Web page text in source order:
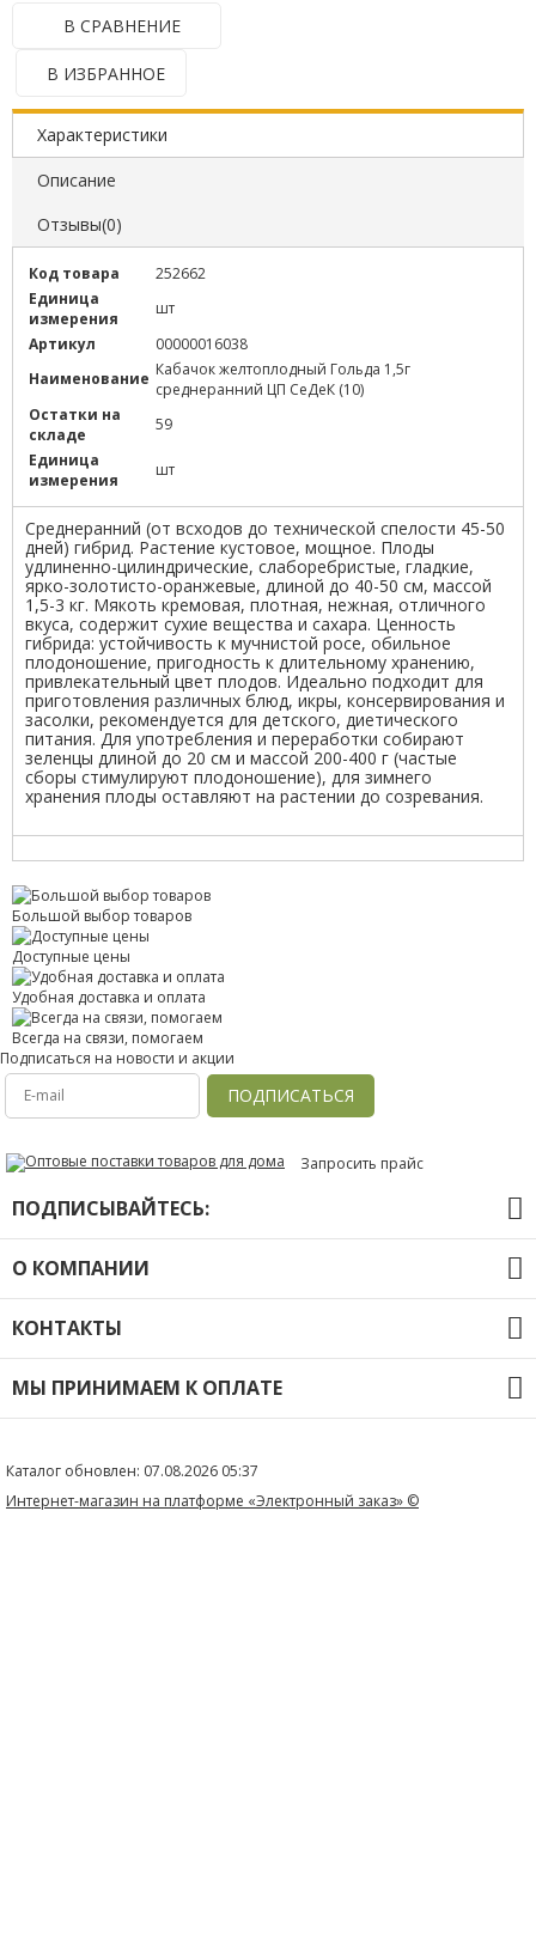
В СРАВНЕНИЕ
В ИЗБРАННОЕ
Характеристики
Описание
Отзывы(0)
Код товара
252662
Единица
измерения
шт
Артикул
00000016038
Наименование Кабачок желтоплодный Гольда 1,5г
среднеранний ЦП СеДеК (10)
Остатки на
складе
59
Единица
измерения
шт
Среднеранний (от всходов до технической спелости 45-50
дней) гибрид. Растение кустовое, мощное. Плоды
удлиненно-цилиндрические, слаборебристые, гладкие,
ярко-золотисто-оранжевые, длиной до 40-50 см, массой
1,5-3 кг. Мякоть кремовая, плотная, нежная, отличного
вкуса, содержит сухие вещества и сахара. Ценность
гибрида: устойчивость к мучнистой росе, обильное
плодоношение, пригодность к длительному хранению,
привлекательный цвет плодов. Идеально подходит для
приготовления различных блюд, икры, консервирования и
засолки, рекомендуется для детского, диетического
питания. Для употребления и переработки собирают
зеленцы длиной до 20 см и массой 200-400 г (частые
сборы стимулируют плодоношение), для зимнего
хранения плоды оставляют на растении до созревания.
Большой выбор товаров
Доступные цены
Удобная доставка и оплата
Всегда на связи, помогаем
Подписаться на новости и акции
ПОДПИСАТЬСЯ
Запросить прайс
ПОДПИСЫВАЙТЕСЬ:
О КОМПАНИИ
О компании
Оплата и доставка
Контакты
Политика конфиденциальности
КОНТАКТЫ
+7 (391) 20-40-803
info@lb-opt.ru
МЫ ПРИНИМАЕМ К ОПЛАТЕ
Каталог обновлен: 07.08.2026 05:37
Интернет-магазин на платформе «Электронный заказ» ©